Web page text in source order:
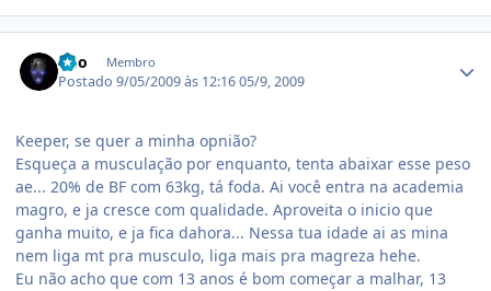
kdo Membro
Postado9/05/2009 às 12:1605/9, 2009
Keeper, se quer a minha opnião?
Esqueça a musculação por enquanto, tenta abaixar esse peso
ae... 20% de BF com 63kg, tá foda. Ai você entra na academia
magro, e ja cresce com qualidade. Aproveita o inicio que
ganha muito, e ja fica dahora... Nessa tua idade ai as mina
nem liga mt pra musculo, liga mais pra magreza hehe.
Eu não acho que com 13 anos é bom começar a malhar, 13